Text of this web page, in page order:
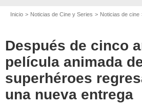
Inicio Noticias de Cine y Series Noticias de cine
Después de cinco
película animada
superhéroes
una nueva entrega